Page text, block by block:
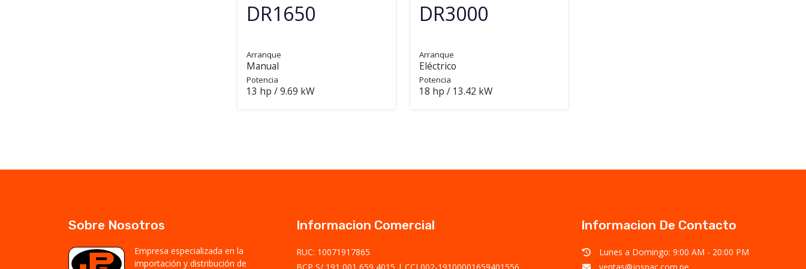
DR1650
Arranque
Manual
Potencia
13 hp / 9.69 kW
DR3000
Arranque
Eléctrico
Potencia
18 hp / 13.42 kW
Sobre Nosotros
Empresa especializada en la
importación y distribución de
Informacion Comercial
RUC: 10071917865
Informacion De Contacto
Lunes a Domingo: 9:00 AM - 20:00 PM